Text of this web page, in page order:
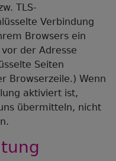
TLS-
Verbindung
Browsers ein
der Adresse
Seiten
Browserzeile.) Wenn
aktiviert ist,
übermitteln, nicht